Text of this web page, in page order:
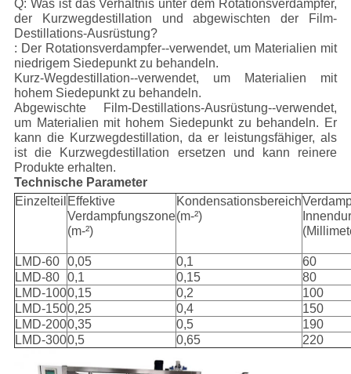
Q: Was ist das Verhältnis unter dem Rotationsverdampfer,
der Kurzwegdestillation und abgewischten der Film-
Destillations-Ausrüstung?
: Der Rotationsverdampfer--verwendet, um Materialien mit
niedrigem Siedepunkt zu behandeln.
Kurz-Wegdestillation--verwendet, um Materialien mit
hohem Siedepunkt zu behandeln.
Abgewischte Film-Destillations-Ausrüstung--verwendet,
um Materialien mit hohem Siedepunkt zu behandeln. Er
kann die Kurzwegdestillation, da er leistungsfähiger, als
ist die Kurzwegdestillation ersetzen und kann reinere
Produkte erhalten.
Technische Parameter
Einzelteil Effektive
Verdampfungszone
(m-²)
Kondensationsbereich
(m-²)
LMD-60 0,05 0,1
60
LMD-80 0,1 0,15
80
LMD-1000,15 0,2
100
LMD-1500,25 0,4
150
LMD-2000,35 0,5
190
LMD-3000,5 0,65 220